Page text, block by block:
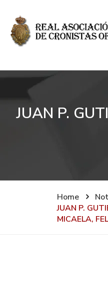
JUAN P.
Home
JUAN P.
MICAELA,